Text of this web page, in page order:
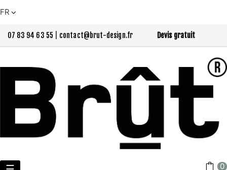
FR
07 83 94 63 55 contact@brut-design.fr Devis gratuit
0